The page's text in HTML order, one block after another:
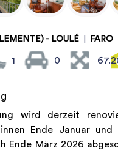
- LOULÉ FARO
1 0
wird derzeit
Ende Januar und
Ende März 2026